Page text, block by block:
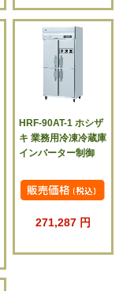
HRF-90AT-1 ホシザ
キ 業務用冷凍冷蔵庫
インバーター制御
271,287 円